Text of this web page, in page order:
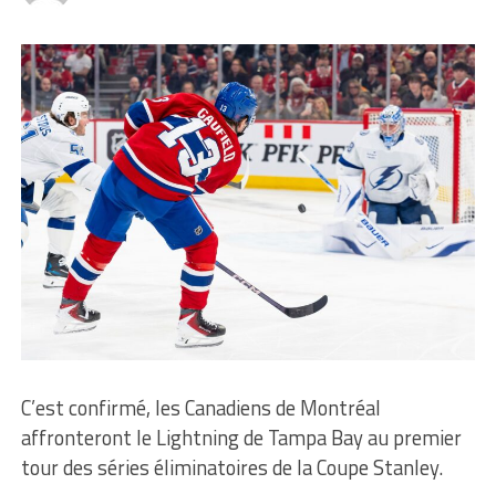
C’est confirmé, les Canadiens de Montréal
affronteront le Lightning de Tampa Bay au premier
tour des séries éliminatoires de la Coupe Stanley.